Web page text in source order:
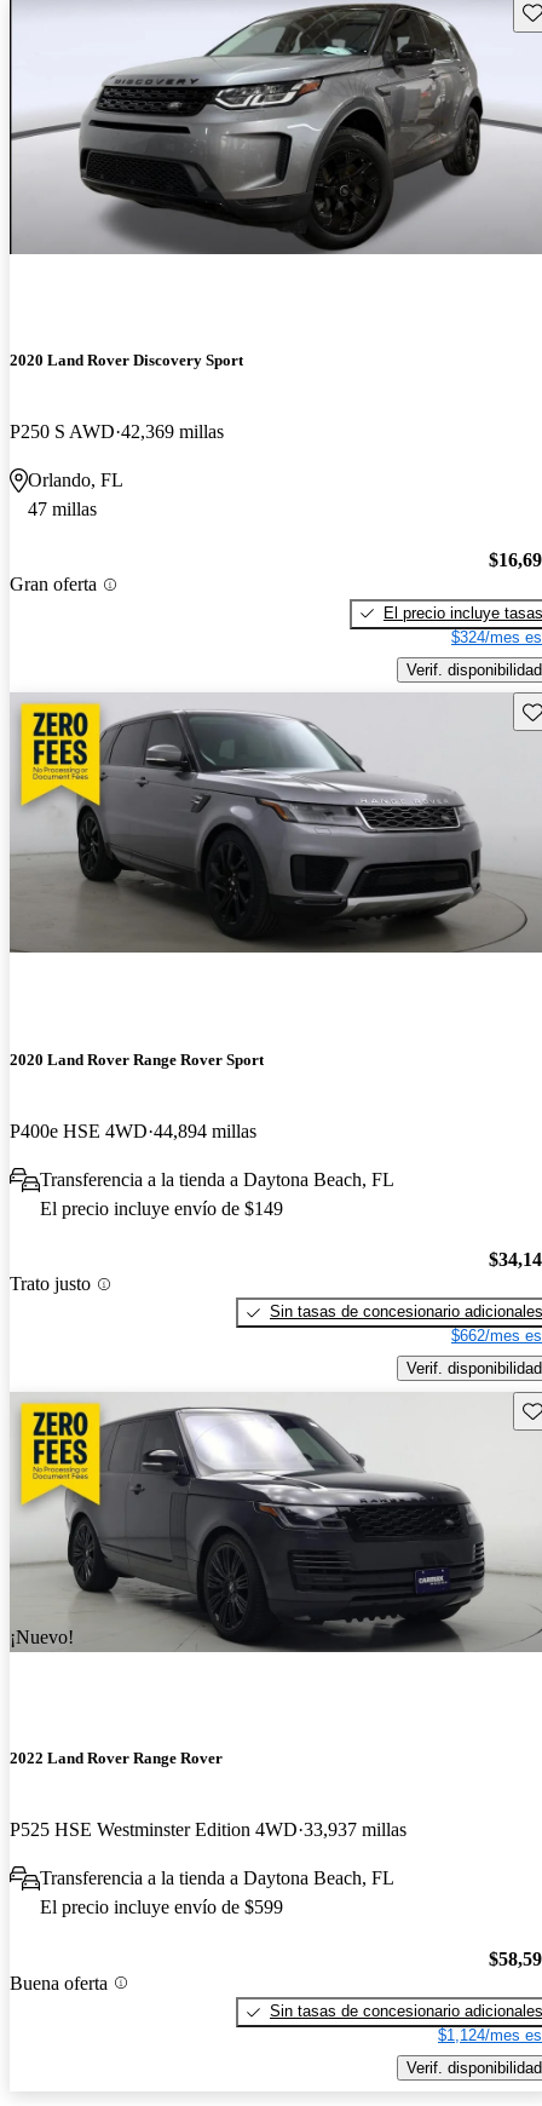
2020 Land Rover Discovery Sport
P250 S AWD 42,369 millas
Orlando, FL
47 millas
Gran oferta
El precio incluye tasas
$324/mes
Verif. disponibilidad
2020 Land Rover Range Rover Sport
P400e HSE 4WD 44,894 millas
Transferencia a la tienda a Daytona Beach, FL
El precio incluye envío de $149
Trato justo
Sin tasas de concesionario adicionales
$662/mes
Verif. disponibilidad
¡Nuevo!
2022 Land Rover Range Rover
P525 HSE Westminster Edition 4WD 33,937 millas
Transferencia a la tienda a Daytona Beach, FL
El precio incluye envío de $599
Buena oferta
Sin tasas de concesionario adicionales
$1,124/mes
Verif. disponibilidad